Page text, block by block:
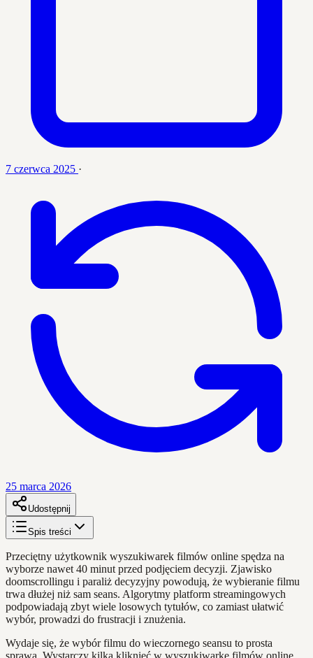
7 czerwca 2025 ·
25 marca 2026
Udostępnij
Spis treści
Przeciętny użytkownik wyszukiwarek filmów online spędza na
wyborze nawet 40 minut przed podjęciem decyzji. Zjawisko
doomscrollingu i paraliż decyzyjny powodują, że wybieranie filmu
trwa dłużej niż sam seans. Algorytmy platform streamingowych
podpowiadają zbyt wiele losowych tytułów, co zamiast ułatwić
wybór, prowadzi do frustracji i znużenia.
Wydaje się, że wybór filmu do wieczornego seansu to prosta
sprawa. Wystarczy kilka kliknięć w wyszukiwarkę filmów online,